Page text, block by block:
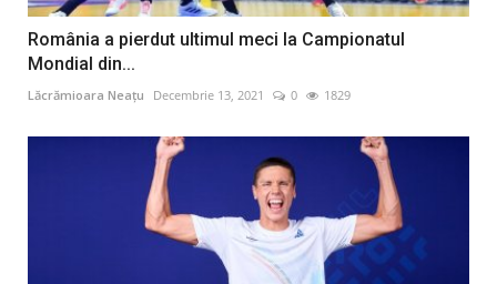
România a pierdut ultimul meci la Campionatul
Mondial din...
Lăcrămioara Neațu Decembrie 13, 2021 0 1829